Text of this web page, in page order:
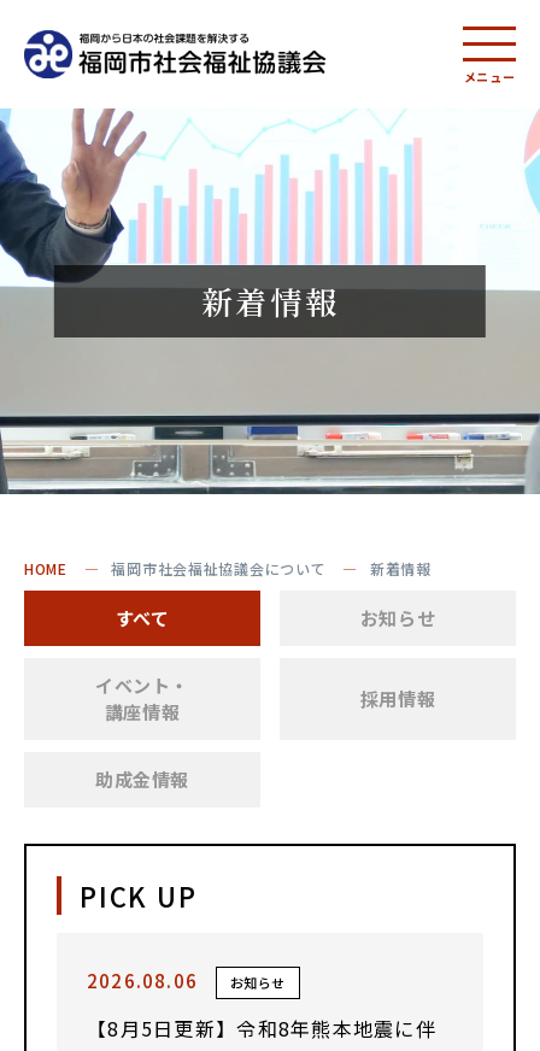
メニュー
新着情報
HOME 福岡市社会福祉協議会について 新着情報
すべて お知らせ
イベント・
講座情報
採用情報
助成金情報
PICK UP
2026.08.06 お知らせ
【8月5日更新】令和8年熊本地震に伴